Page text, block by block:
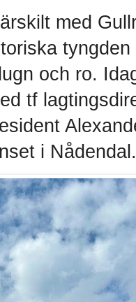
med
och ro.
tf
i Nådendal.